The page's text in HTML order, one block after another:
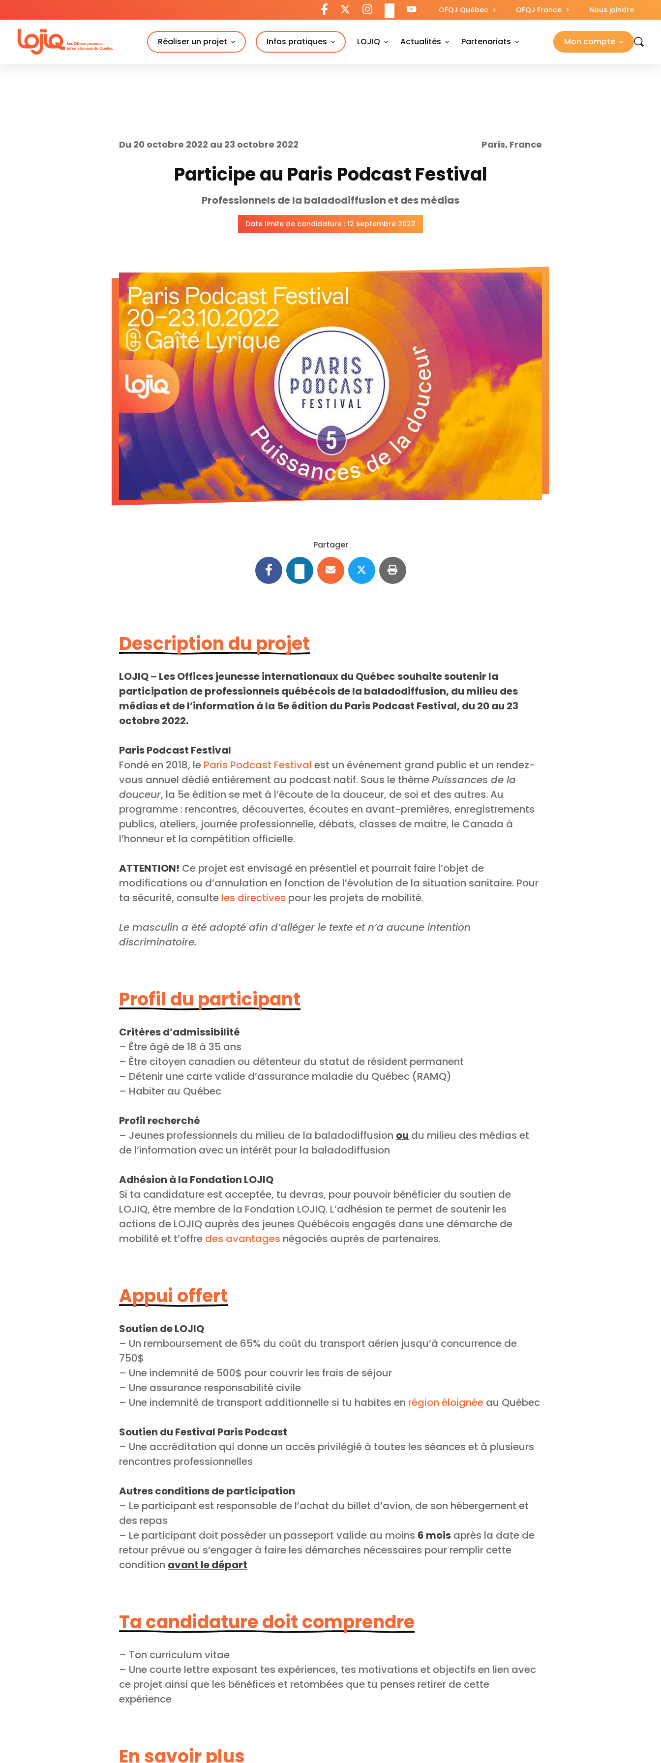
OFQJ Québec OFQJ France Nous joindre
Réaliser un projet Infos pratiques LOJIQ Actualités Partenariats Mon compte
to
content
Du 20 octobre 2022 au 23 octobre 2022 Paris, France
Participe au Paris Podcast Festival
Professionnels de la baladodiffusion et des médias
Date limite de candidature : 12 septembre 2022
Partager
Description du projet
LOJIQ – Les Offices jeunesse internationaux du Québec souhaite soutenir la
participation de professionnels québécois de la baladodiffusion, du milieu des
médias et de l’information à la 5e édition du Paris Podcast Festival, du 20 au 23
octobre 2022.
Paris Podcast Festival
Fondé en 2018, le Paris Podcast Festival est un événement grand public et un rendez-
vous annuel dédié entièrement au podcast natif. Sous le thèmePuissances de la
douceur, la 5e édition se met à l’écoute de la douceur, de soi et des autres. Au
programme : rencontres, découvertes, écoutes en avant-premières, enregistrements
publics, ateliers, journée professionnelle, débats, classes de maitre, le Canada à
l’honneur et la compétition officielle.
ATTENTION! Ce projet est envisagé en présentiel et pourrait faire l’objet de
modifications ou d’annulation en fonction de l’évolution de la situation sanitaire. Pour
ta sécurité, consulte les directives pour les projets de mobilité.
Le masculin a été adopté afin d’alléger le texte et n’a aucune intention
discriminatoire.
Profil du participant
Critères d’admissibilité
– Être âgé de 18 à 35 ans
– Être citoyen canadien ou détenteur du statut de résident permanent
– Détenir une carte valide d’assurance maladie du Québec (RAMQ)
– Habiter au Québec
Profil recherché
– Jeunes professionnels du milieu de la baladodiffusion ou du milieu des médias et
de l’information avec un intérêt pour la baladodiffusion
Adhésion à la Fondation LOJIQ
Si ta candidature est acceptée, tu devras, pour pouvoir bénéficier du soutien de
LOJIQ, être membre de la Fondation LOJIQ. L’adhésion te permet de soutenir les
actions de LOJIQ auprès des jeunes Québécois engagés dans une démarche de
mobilité et t’offre des avantages négociés auprès de partenaires.
Appui offert
Soutien de LOJIQ
– Un remboursement de 65% du coût du transport aérien jusqu’à concurrence de
750$
– Une indemnité de 500$ pour couvrir les frais de séjour
– Une assurance responsabilité civile
– Une indemnité de transport additionnelle si tu habites en région éloignée au Québec
Soutien du Festival Paris Podcast
– Une accréditation qui donne un accès privilégié à toutes les séances et à plusieurs
rencontres professionnelles
Autres conditions de participation
– Le participant est responsable de l’achat du billet d’avion, de son hébergement et
des repas
– Le participant doit posséder un passeport valide au moins 6 mois après la date de
retour prévue ou s’engager à faire les démarches nécessaires pour remplir cette
condition avant le départ
Ta candidature doit comprendre
– Ton curriculum vitae
– Une courte lettre exposant tes expériences, tes motivations et objectifs en lien avec
ce projet ainsi que les bénéfices et retombées que tu penses retirer de cette
expérience
En savoir plus